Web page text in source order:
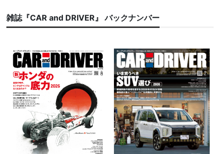
雑誌『CAR and DRIVER』 バックナンバー